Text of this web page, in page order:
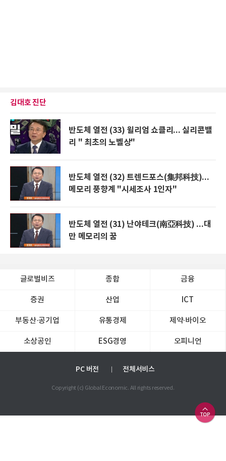
김대호 진단
반도체 열전 (33) 윌리엄 쇼클리... 실리콘밸
리 " 최초의 노벨상"
반도체 열전 (32) 트렌드포스(集邦科技)...
메모리 풍향계 "시세조사 1인자"
반도체 열전 (31) 난야테크(南亞科技) ...대
만 메모리의 꿈
글로벌비즈 종합 금융
증권 산업 ICT
부동산·공기업 유통경제 제약∙바이오
소상공인 ESG경영 오피니언
PC 버전 전체서비스
Copyright (c) Global Economic. All rights reserved.